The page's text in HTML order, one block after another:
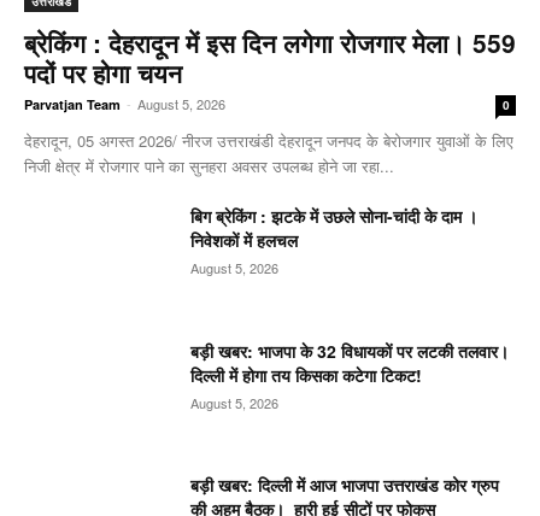
ब्रेकिंग : देहरादून में इस दिन लगेगा रोजगार मेला। 559
पदों पर होगा चयन
Parvatjan Team - August 5, 2026 0
देहरादून, 05 अगस्त 2026/ नीरज उत्तराखंडी देहरादून जनपद के बेरोजगार युवाओं के लिए
निजी क्षेत्र में रोजगार पाने का सुनहरा अवसर उपलब्ध होने जा रहा...
बिग ब्रेकिंग : झटके में उछले सोना-चांदी के दाम ।
निवेशकों में हलचल
August 5, 2026
बड़ी खबर: भाजपा के 32 विधायकों पर लटकी तलवार।
दिल्ली में होगा तय किसका कटेगा टिकट!
August 5, 2026
बड़ी खबर: दिल्ली में आज भाजपा उत्तराखंड कोर ग्रुप
की अहम बैठक। हारी हुई सीटों पर फोकस